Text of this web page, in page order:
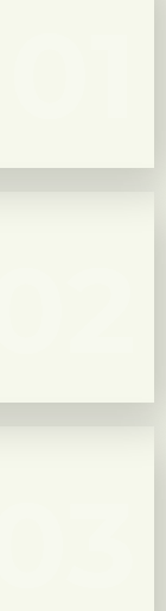
Ideal para
y
ventas.
para
rápido.